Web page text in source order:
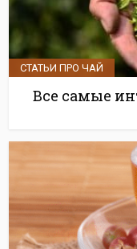
СТАТЬИ ПРО ЧАЙ
Все самые